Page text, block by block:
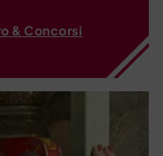
& Concorsi